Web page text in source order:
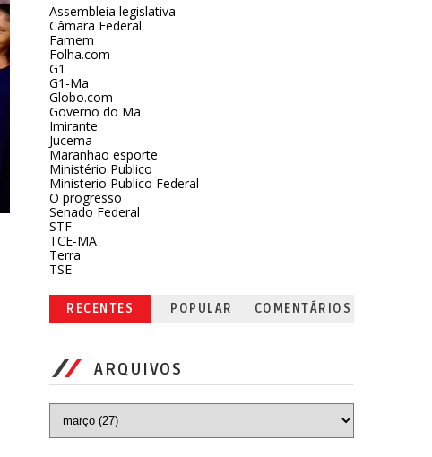
Assembleia legislativa
Câmara Federal
Famem
Folha.com
G1
G1-Ma
Globo.com
Governo do Ma
Imirante
Jucema
Maranhão esporte
Ministério Publico
Ministerio Publico Federal
O progresso
Senado Federal
STF
TCE-MA
Terra
TSE
RECENTES POPULAR COMENTÁRIOS
ARQUIVOS